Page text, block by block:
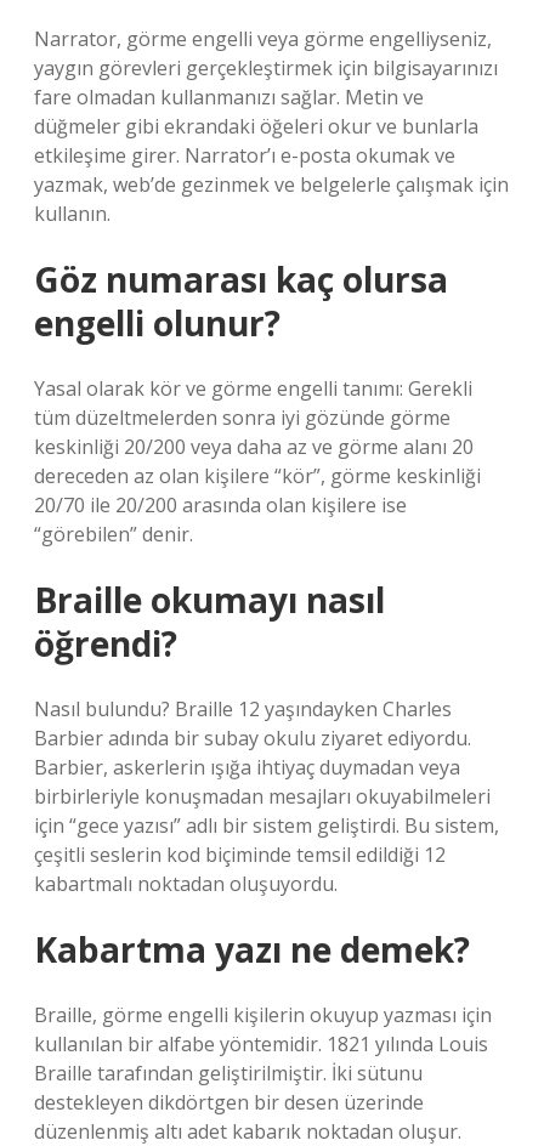
Narrator, görme engelli veya görme engelliyseniz,
yaygın görevleri gerçekleştirmek için bilgisayarınızı
fare olmadan kullanmanızı sağlar. Metin ve
düğmeler gibi ekrandaki öğeleri okur ve bunlarla
etkileşime girer. Narrator’ı e-posta okumak ve
yazmak, web’de gezinmek ve belgelerle çalışmak için
kullanın.
Göz numarası kaç olursa
engelli olunur?
Yasal olarak kör ve görme engelli tanımı: Gerekli
tüm düzeltmelerden sonra iyi gözünde görme
keskinliği 20/200 veya daha az ve görme alanı 20
dereceden az olan kişilere “kör”, görme keskinliği
20/70 ile 20/200 arasında olan kişilere ise
“görebilen” denir.
Braille okumayı nasıl
öğrendi?
Nasıl bulundu? Braille 12 yaşındayken Charles
Barbier adında bir subay okulu ziyaret ediyordu.
Barbier, askerlerin ışığa ihtiyaç duymadan veya
birbirleriyle konuşmadan mesajları okuyabilmeleri
için “gece yazısı” adlı bir sistem geliştirdi. Bu sistem,
çeşitli seslerin kod biçiminde temsil edildiği 12
kabartmalı noktadan oluşuyordu.
Kabartma yazı ne demek?
Braille, görme engelli kişilerin okuyup yazması için
kullanılan bir alfabe yöntemidir. 1821 yılında Louis
Braille tarafından geliştirilmiştir. İki sütunu
destekleyen dikdörtgen bir desen üzerinde
düzenlenmiş altı adet kabarık noktadan oluşur.